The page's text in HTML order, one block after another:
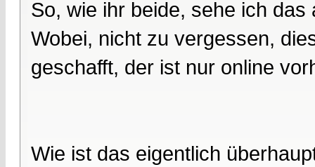
So, wie ihr beide, sehe ich das
Wobei, nicht zu vergessen,
geschafft, der ist nur online
Wie ist das eigentlich